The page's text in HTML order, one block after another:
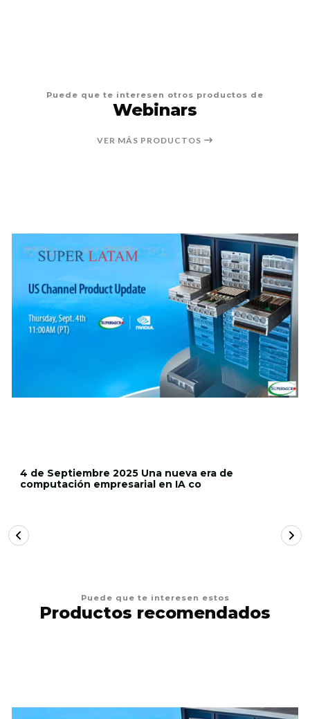
Puede que te interesen otros productos de
Webinars
VER MÁS PRODUCTOS
4 de Septiembre 2025 Una nueva era de
computación empresarial en IA co
Puede que te interesen estos
Productos recomendados